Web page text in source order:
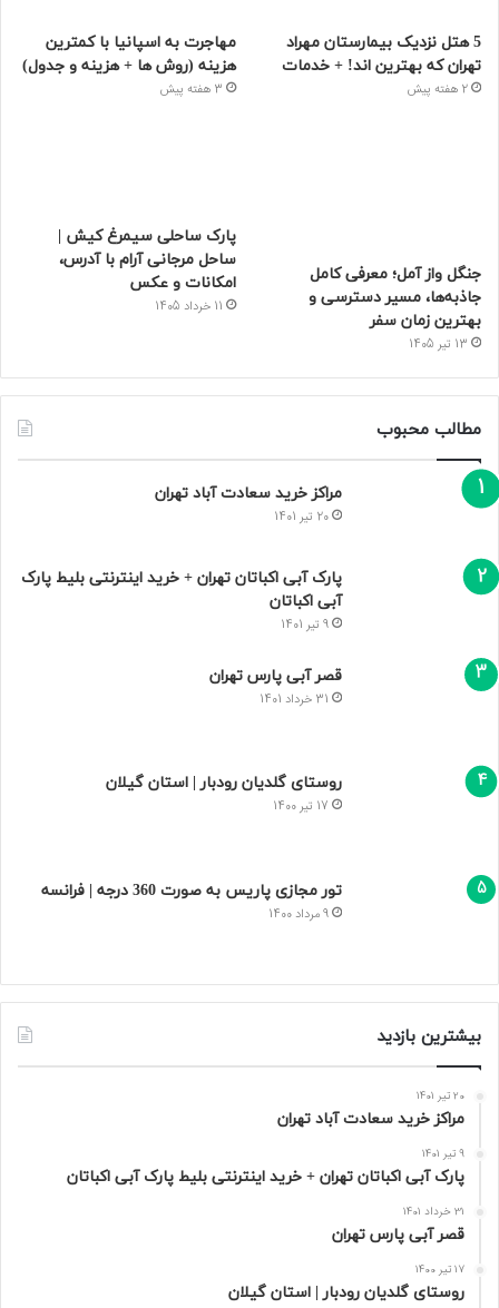
5 هتل نزدیک بیمارستان مهراد
تهران که بهترین‌ اند! + خدمات
2 هفته پیش
مهاجرت به اسپانیا با کمترین
هزینه (روش ها + هزینه و جدول)
3 هفته پیش
جنگل واز آمل؛ معرفی کامل
جاذبه‌ها، مسیر دسترسی و
بهترین زمان سفر
13 تیر 1405
پارک ساحلی سیمرغ کیش |
ساحل مرجانی آرام با آدرس،
امکانات و عکس
11 خرداد 1405
مطالب محبوب
مراکز خرید سعادت‌ آباد تهران
20 تیر 1401
پارک آبی اکباتان تهران + خرید اینترنتی بلیط پارک
آبی اکباتان
9 تیر 1401
قصر آبی پارس تهران
31 خرداد 1401
روستای گلدیان رودبار | استان گیلان
17 تیر 1400
تور مجازی پاریس به صورت 360 درجه | فرانسه
9 مرداد 1400
بیشترین بازدید
20 تیر 1401
مراکز خرید سعادت‌ آباد تهران
9 تیر 1401
پارک آبی اکباتان تهران + خرید اینترنتی بلیط پارک آبی اکباتان
31 خرداد 1401
قصر آبی پارس تهران
17 تیر 1400
روستای گلدیان رودبار | استان گیلان